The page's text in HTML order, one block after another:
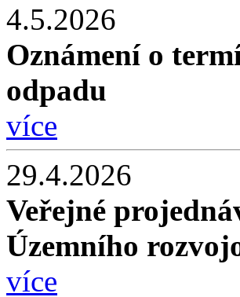
4.5.2026
Oznámení o
odpadu
více
29.4.2026
Veřejné
Územního
více